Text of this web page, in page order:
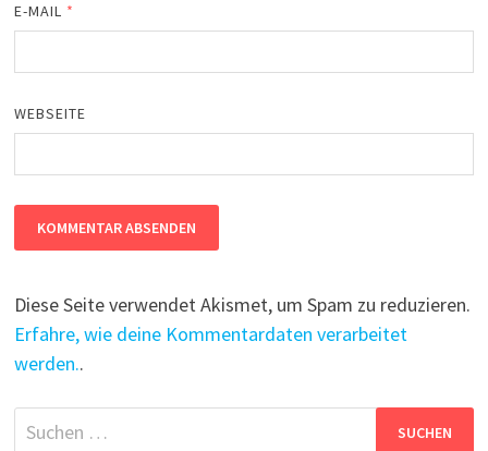
E-MAIL *
WEBSEITE
Diese Seite verwendet Akismet, um Spam zu reduzieren.
Erfahre, wie deine Kommentardaten verarbeitet
werden..
Suchen